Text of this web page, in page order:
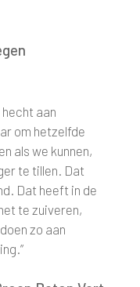
aan
om hetzelfde
als we kunnen,
te tillen. Dat
Dat heeft in de
te zuiveren,
zo aan